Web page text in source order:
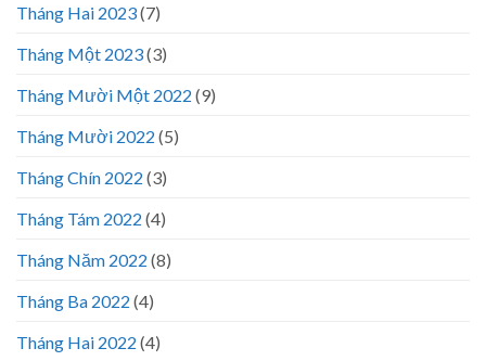
Tháng Hai 2023(7)
Tháng Một 2023(3)
Tháng Mười Một 2022 (9)
Tháng Mười 2022 (5)
Tháng Chín 2022 (3)
Tháng Tám 2022 (4)
Tháng Năm 2022 (8)
Tháng Ba 2022 (4)
Tháng Hai 2022 (4)